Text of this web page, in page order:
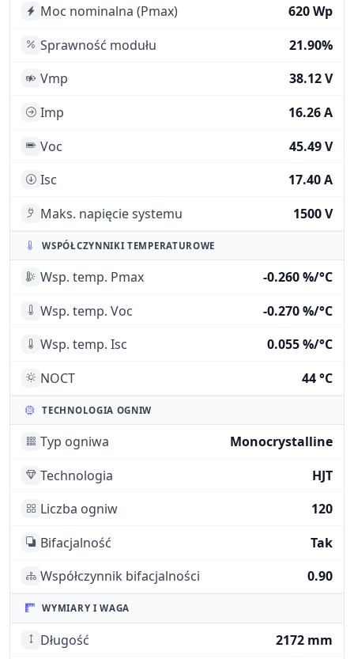
Moc nominalna (Pmax)
620 Wp
Sprawność modułu
21.90%
Vmp
38.12 V
Imp
16.26 A
Voc
45.49 V
Isc
17.40 A
Maks. napięcie systemu
1500 V
WSPÓŁCZYNNIKI TEMPERATUROWE
Wsp. temp. Pmax
-0.260 %/°C
Wsp. temp. Voc
-0.270 %/°C
Wsp. temp. Isc
0.055 %/°C
NOCT
44 °C
TECHNOLOGIA OGNIW
Typ ogniwa
Monocrystalline
Technologia
HJT
Liczba ogniw
120
Bifacjalność
Tak
Współczynnik bifacjalności
0.90
WYMIARY I WAGA
Długość
2172 mm